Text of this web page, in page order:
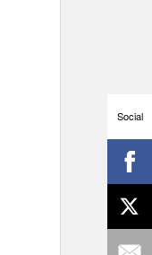
Social